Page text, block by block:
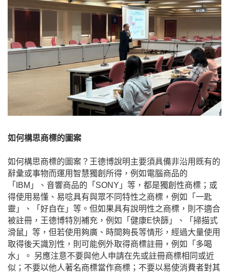
如何構思商標的圖案
如何構思商標的圖案？王德博說明主要須具備非沿用既有的
辭彙或事物而運用智慧獨創所得，例如電腦商品的
「 IBM 」、音響商品的「 SONY 」等，都是獨創性商標；或
得使用易懂、易唸具有與眾不同特性之商標，例如「一匙
靈」、「好自在」等。但如果具有說明性之商標，則不適合
被註冊，王德博特別補充，例如「健康E快篩」、「掃描式
滑鼠」等，但若使用夠廣、時間夠長等情形，經過大量使用
取得後天識別性，則可能例外取得商標註冊，例如「多喝
水」。 另應注意不要與他人申請在先或註冊商標相同或近
似；不要以他人著名商標當作商標；不要以易使消費者對其